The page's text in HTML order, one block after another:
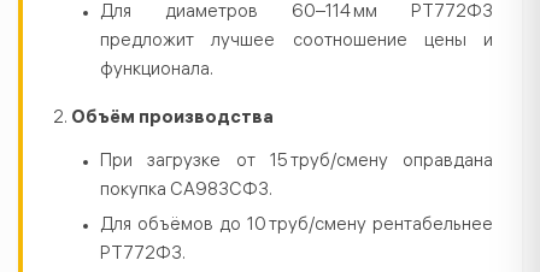
Для диаметров 60–114 мм РТ772Ф3
предложит лучшее соотношение цены и
функционала.
Объём производства
При загрузке от 15 труб/смену оправдана
покупка СА983СФ3.
Для объёмов до 10 труб/смену рентабельнее
РТ772Ф3.